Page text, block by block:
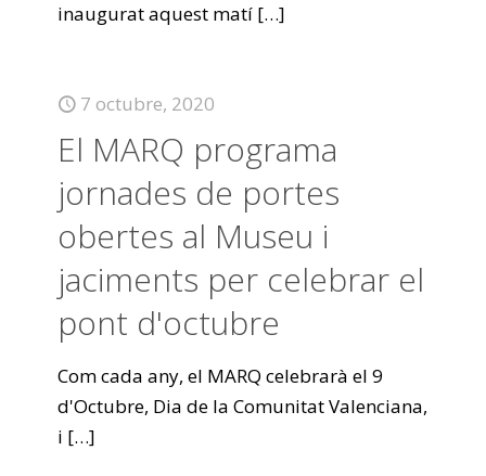
inaugurat aquest matí […]
7 octubre, 2020
El MARQ programa
jornades de portes
obertes al Museu i
jaciments per celebrar el
pont d'octubre
Com cada any, el MARQ celebrarà el 9
d'Octubre, Dia de la Comunitat Valenciana,
i […]